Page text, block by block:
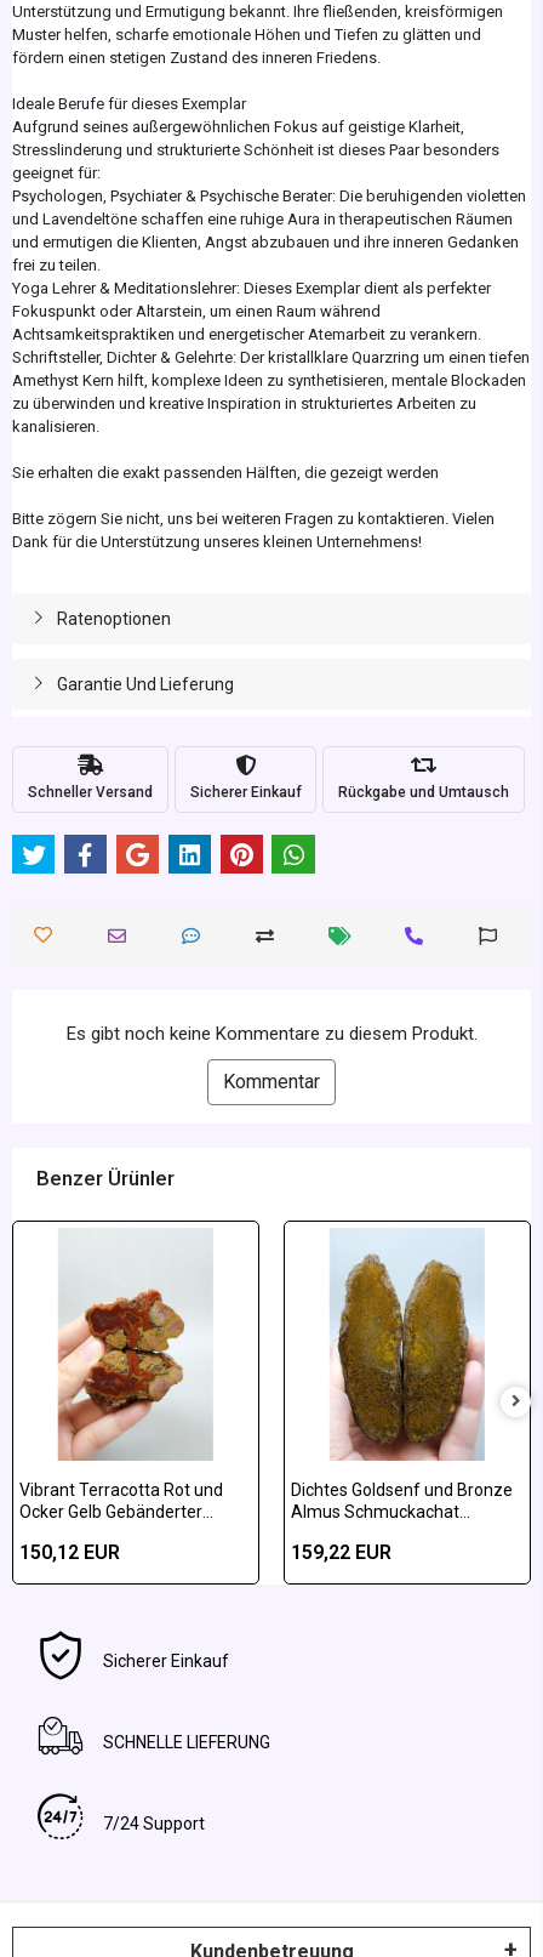
Unterstützung und Ermutigung bekannt. Ihre fließenden, kreisförmigen
Muster helfen, scharfe emotionale Höhen und Tiefen zu glätten und
fördern einen stetigen Zustand des inneren Friedens.
Ideale Berufe für dieses Exemplar
Aufgrund seines außergewöhnlichen Fokus auf geistige Klarheit,
Stresslinderung und strukturierte Schönheit ist dieses Paar besonders
geeignet für:
Psychologen, Psychiater & Psychische Berater: Die beruhigenden violetten
und Lavendeltöne schaffen eine ruhige Aura in therapeutischen Räumen
und ermutigen die Klienten, Angst abzubauen und ihre inneren Gedanken
frei zu teilen.
Yoga Lehrer & Meditationslehrer: Dieses Exemplar dient als perfekter
Fokuspunkt oder Altarstein, um einen Raum während
Achtsamkeitspraktiken und energetischer Atemarbeit zu verankern.
Schriftsteller, Dichter & Gelehrte: Der kristallklare Quarzring um einen tiefen
Amethyst Kern hilft, komplexe Ideen zu synthetisieren, mentale Blockaden
zu überwinden und kreative Inspiration in strukturiertes Arbeiten zu
kanalisieren.
Sie erhalten die exakt passenden Hälften, die gezeigt werden
Bitte zögern Sie nicht, uns bei weiteren Fragen zu kontaktieren. Vielen
Dank für die Unterstützung unseres kleinen Unternehmens!
Ratenoptionen
Garantie Und Lieferung
Schneller Versand Sicherer Einkauf Rückgabe und Umtausch
Es gibt noch keine Kommentare zu diesem Produkt.
Kommentar
Benzer Ürünler
Vibrant Terracotta Rot und
Ocker Gelb Gebänderter
150,12 EUR
Dichtes Goldsenf und Bronze
Almus Schmuckachat
159,22 EUR
Sicherer Einkauf
SCHNELLE LIEFERUNG
7/24 Support
Kundenbetreuung